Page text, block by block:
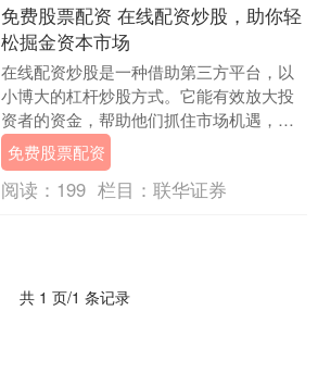
免费股票配资 在线配资炒股，助你轻
松掘金资本市场
在线配资炒股是一种借助第三方平台，以
小博大的杠杆炒股方式。它能有效放大投
资者的资金，帮助他们抓住市场机遇，实
现财富增值。 配资可以放大投资收益。例
如，如果投资者....
免费股票配资
阅读： 199 栏目： 联华证券
共 1 页/1 条记录